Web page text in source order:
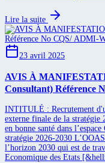
Lire la suite
23 avril 2025
AVIS À
Consultant) Référence
INTITULÉ : Recrutement
externe finale de la
en bonne santé dans
stratégie 2026-2030
l’horizon 2030 qui est de
Economique des Etats